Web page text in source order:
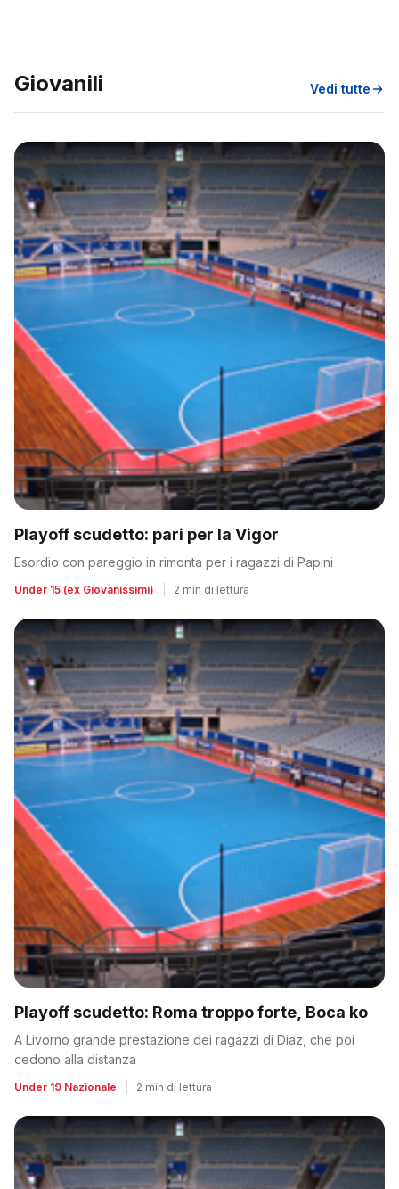
Giovanili Vedi tutte
Playoff scudetto: pari per la Vigor
Esordio con pareggio in rimonta per i ragazzi di Papini
Under 15 (ex Giovanissimi) 2 min di lettura
Playoff scudetto: Roma troppo forte, Boca ko
A Livorno grande prestazione dei ragazzi di Diaz, che poi
cedono alla distanza
Under 19 Nazionale 2 min di lettura